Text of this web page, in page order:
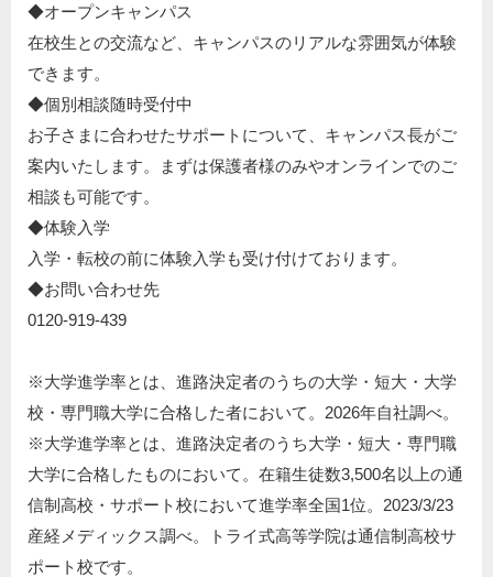
◆オープンキャンパス​
在校生との交流など、キャンパスのリアルな雰囲気が体験
できます。​
◆個別相談随時受付中​
お子さまに合わせたサポートについて、キャンパス長がご
案内いたします。まずは保護者様のみやオンラインでのご
相談も可能です。
◆体験入学​
入学・転校の前に体験入学も受け付けております。​
◆お問い合わせ先​
0120-919-439​
※大学進学率とは、進路決定者のうちの大学・短大・大学
校・専門職大学に合格した者において。2026年自社調べ。
※⼤学進学率とは、進路決定者のうち⼤学・短⼤・専⾨職
⼤学に合格したものにおいて。在籍⽣徒数3,500名以上の通
信制⾼校・サポート校において進学率全国1位。2023/3/23
産経メディックス調べ。トライ式⾼等学院は通信制⾼校サ
ポート校です。​